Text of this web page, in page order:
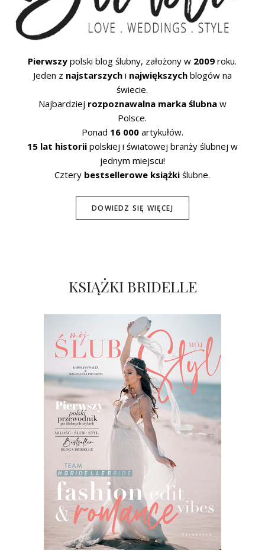
Pierwszy polski blog ślubny, założony w 2009 roku.
Jeden z najstarszychi największychblogów na
świecie.
Najbardziej rozpoznawalna marka ślubnaw
Polsce.
Ponad 16 000artykułów.
15 lat historiipolskiej i światowej branży ślubnej w
jednym miejscu!
Cztery bestsellerowe książki ślubne.
DOWIEDZ SIĘ WIĘCEJ
KSIĄŻKI BRIDELLE